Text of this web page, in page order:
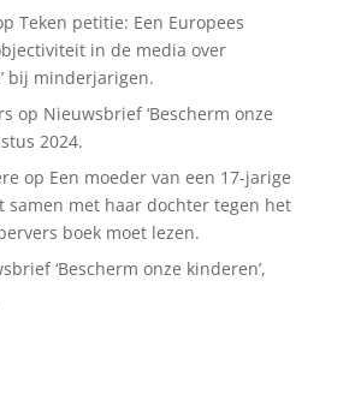
Teken petitie: Een Europees
in de media over
bij minderjarigen.
op Nieuwsbrief ‘Bescherm onze
2024.
op Een moeder van een 17-jarige
samen met haar dochter tegen het
boek moet lezen.
‘Bescherm onze kinderen’,